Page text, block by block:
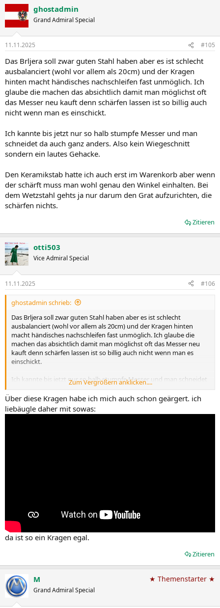
ghostadmin
Grand Admiral Special
11.11.2025 #105
Das Brljera soll zwar guten Stahl haben aber es ist schlecht
ausbalanciert (wohl vor allem als 20cm) und der Kragen
hinten macht händisches nachschleifen fast unmöglich. Ich
glaube die machen das absichtlich damit man möglichst oft
das Messer neu kauft denn schärfen lassen ist so billig auch
nicht wenn man es einschickt.
Ich kannte bis jetzt nur so halb stumpfe Messer und man
schneidet da auch ganz anders. Also kein Wiegeschnitt
sondern ein lautes Gehacke.
Den Keramikstab hatte ich auch erst im Warenkorb aber wenn
der schärft muss man wohl genau den Winkel einhalten. Bei
dem Wetzstahl gehts ja nur darum den Grat aufzurichten, die
schärfen nichts.
Zitieren
otti503
Vice Admiral Special
11.11.2025 #106
ghostadmin schrieb:
Das Brljera soll zwar guten Stahl haben aber es ist schlecht
ausbalanciert (wohl vor allem als 20cm) und der Kragen hinten
macht händisches nachschleifen fast unmöglich. Ich glaube die
machen das absichtlich damit man möglichst oft das Messer neu
kauft denn schärfen lassen ist so billig auch nicht wenn man es
einschickt.
Ich kannte bis jetzt nur so halb stumpfe Messer und man schneidet
da auch ganz anders. Also kein Wiegeschnitt sondern ein lautes
Gehacke.
Den Keramikstab hatte ich auch erst im Warenkorb aber wenn der
Zum Vergrößern anklicken....
Über diese Kragen habe ich mich auch schon geärgert. ich
liebäugle daher mit sowas:
da ist so ein Kragen egal.
Zitieren
M
Grand Admiral Special
★ Themenstarter ★